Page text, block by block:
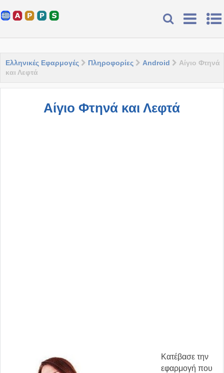
Ελληνικές Εφαρμογές Πληροφορίες Android
Αίγιο Φτηνά
και Λεφτά
Αίγιο Φτηνά και Λεφτά
Κατέβασε την
εφαρμογή που